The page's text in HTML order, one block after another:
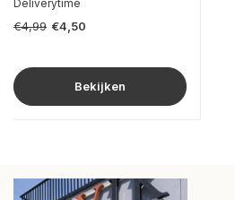
Deliverytime
€4,99 €4,50
Bekijken